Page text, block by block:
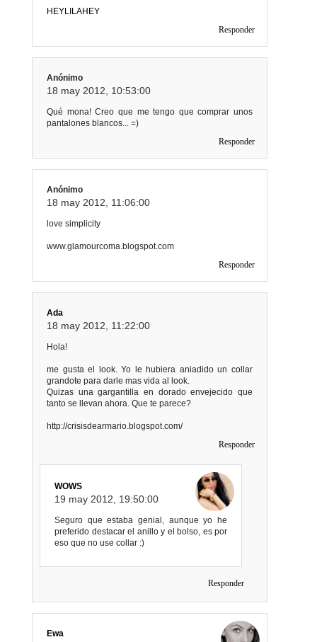
HEYLILAHEY
Responder
Anónimo
18 may 2012, 10:53:00
Qué mona! Creo que me tengo que comprar unos
pantalones blancos... =)
Responder
Anónimo
18 may 2012, 11:06:00
love simplicity
www.glamourcoma.blogspot.com
Responder
Ada
18 may 2012, 11:22:00
Hola!
me gusta el look. Yo le hubiera aniadido un collar
grandote para darle mas vida al look.
Quizas una gargantilla en dorado envejecido que
tanto se llevan ahora. Que te parece?
http://crisisdearmario.blogspot.com/
Responder
WOWS
19 may 2012, 19:50:00
Seguro que estaba genial, aunque yo he
preferido destacar el anillo y el bolso, es por
eso que no use collar :)
Responder
Ewa